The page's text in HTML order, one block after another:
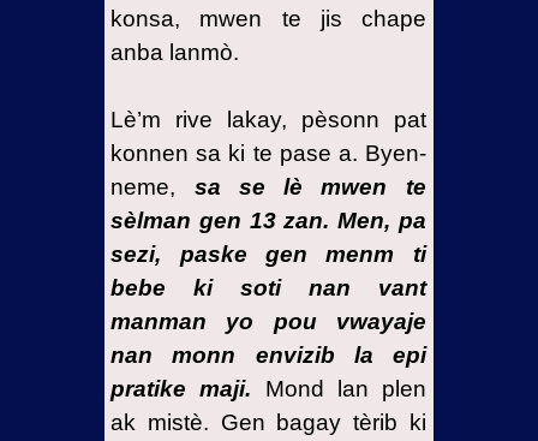
konsa, mwen te jis chape
anba lanmò.
Lè’m rive lakay, pèsonn pat
konnen sa ki te pase a. Byen-
neme, sa se lè mwen te
sèlman gen 13 zan. Men, pa
sezi, paske gen menm ti
bebe ki soti nan vant
manman yo pou vwayaje
nan monn envizib la epi
pratike maji. Mond lan plen
ak mistè. Gen bagay tèrib ki